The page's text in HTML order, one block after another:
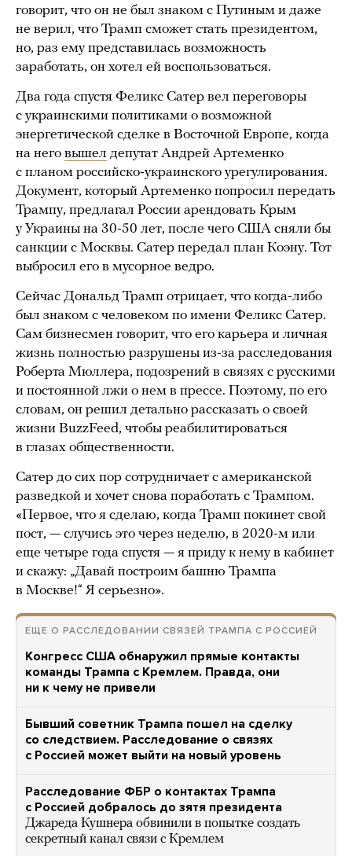
говорит, что он не был знаком с Путиным и даже
не верил, что Трамп сможет стать президентом,
но, раз ему представилась возможность
заработать, он хотел ей воспользоваться.
Два года спустя Феликс Сатер вел переговоры
с украинскими политиками о возможной
энергетической сделке в Восточной Европе, когда
на него вышел депутат Андрей Артеменко
с планом российско-украинского урегулирования.
Документ, который Артеменко попросил передать
Трампу, предлагал России арендовать Крым
у Украины на 30-50 лет, после чего США сняли бы
санкции с Москвы. Сатер передал план Коэну. Тот
выбросил его в мусорное ведро.
Сейчас Дональд Трамп отрицает, что когда-либо
был знаком с человеком по имени Феликс Сатер.
Сам бизнесмен говорит, что его карьера и личная
жизнь полностью разрушены из-за расследования
Роберта Мюллера, подозрений в связях с русскими
и постоянной лжи о нем в прессе. Поэтому, по его
словам, он решил детально рассказать о своей
жизни BuzzFeed, чтобы реабилитироваться
в глазах общественности.
Сатер до сих пор сотрудничает с американской
разведкой и хочет снова поработать с Трампом.
«Первое, что я сделаю, когда Трамп покинет свой
пост, — случись это через неделю, в 2020-м или
еще четыре года спустя — я приду к нему в кабинет
и скажу: „Давай построим башню Трампа
в Москве!“ Я серьезно».
ЕЩЕ О РАССЛЕДОВАНИИ СВЯЗЕЙ ТРАМПА С РОССИЕЙ
Конгресс США обнаружил прямые контакты
команды Трампа с Кремлем. Правда, они
ни к чему не привели
Бывший советник Трампа пошел на сделку
со следствием. Расследование о связях
с Россией может выйти на новый уровень
Расследование ФБР о контактах Трампа
с Россией добралось до зятя президента
Джареда Кушнера обвинили в попытке создать
секретный канал связи с Кремлем